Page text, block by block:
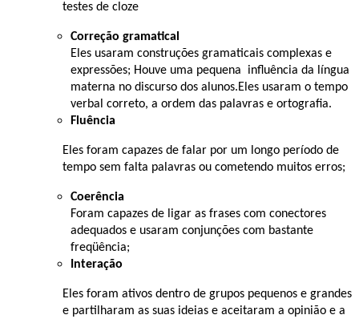
testes de cloze
Correção gramatical
Eles usaram construções gramaticais complexas e
expressões; Houve uma pequena
influência da língua
materna no discurso dos alunos.Eles usaram o tempo
verbal correto, a ordem das palavras e ortografia.
Fluência
Eles foram capazes de falar por um longo período de
tempo sem falta palavras ou cometendo muitos erros;
Coerência
Foram capazes de ligar as frases com conectores
adequados e usaram conjunções com bastante
freqüência;
Interação
Eles foram ativos dentro de grupos pequenos e grandes
e partilharam as suas ideias e aceitaram a opinião e a